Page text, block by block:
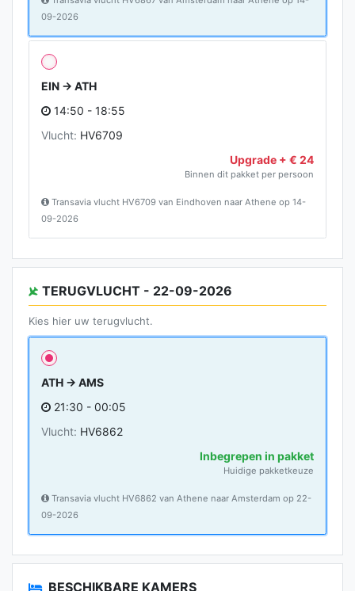
09-2026
EIN → ATH
14:50 - 18:55
Vlucht: HV6709
Upgrade + € 24
Binnen dit pakket per persoon
Transavia vlucht HV6709 van Eindhoven naar Athene op 14-
09-2026
TERUGVLUCHT - 22-09-2026
Kies hier uw terugvlucht.
ATH → AMS
21:30 - 00:05
Vlucht: HV6862
Inbegrepen in pakket
Huidige pakketkeuze
Transavia vlucht HV6862 van Athene naar Amsterdam op 22-
09-2026
BESCHIKBARE KAMERS